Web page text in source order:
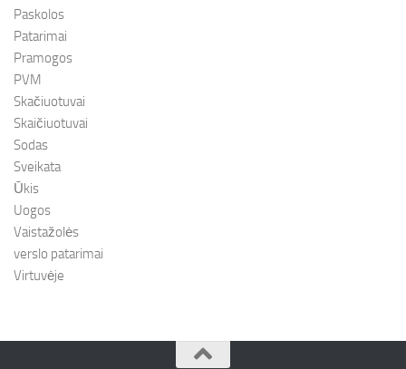
Paskolos
Patarimai
Pramogos
PVM
Skačiuotuvai
Skaičiuotuvai
Sodas
Sveikata
Ūkis
Uogos
Vaistažolės
verslo patarimai
Virtuvėje